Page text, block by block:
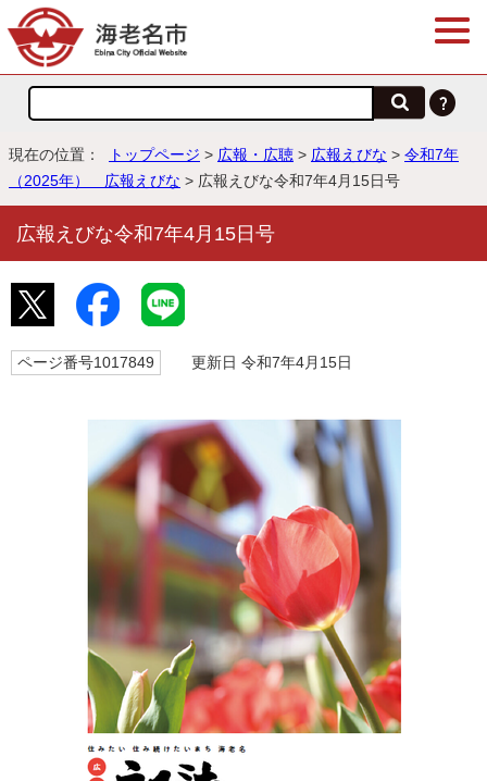
現在の位置： トップページ > 広報・広聴 > 広報えびな > 令和7年
（2025年） 広報えびな > 広報えびな令和7年4月15日号
広報えびな令和7年4月15日号
ページ番号1017849 更新日 令和7年4月15日